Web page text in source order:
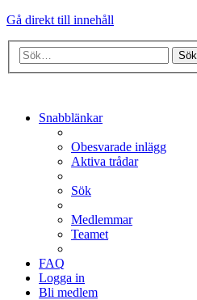
Gå direkt till innehåll
Sök
Snabblänkar
Obesvarade inlägg
Aktiva trådar
Sök
Medlemmar
Teamet
FAQ
Logga in
Bli medlem